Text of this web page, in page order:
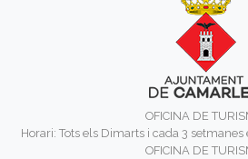
OFICINA DE
Horari: Tots els Dimarts i cada 3 setmanes
OFICINA DE